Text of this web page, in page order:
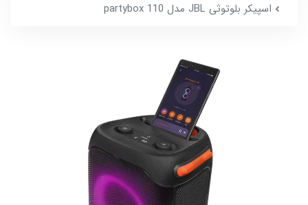
اسپیکر بلوتوثی JBL مدل partybox 110